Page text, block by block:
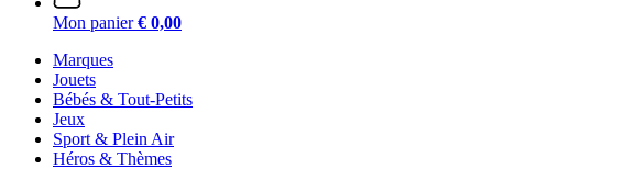
Mon panier € 0,00
Marques
Jouets
Bébés & Tout-Petits
Jeux
Sport & Plein Air
Héros & Thèmes